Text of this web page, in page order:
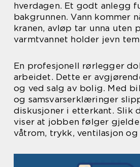
hverdagen. Et godt anlegg
bakgrunnen. Vann kommer
kranen, avløp tar unna uten
varmtvannet holder jevn
En profesjonell rørlegger
arbeidet. Dette er
og ved salg av bolig. Med
og samsvarserklæringer
diskusjoner i etterkant. Slik
viser at jobben følger
våtrom, trykk, ventilasjon og